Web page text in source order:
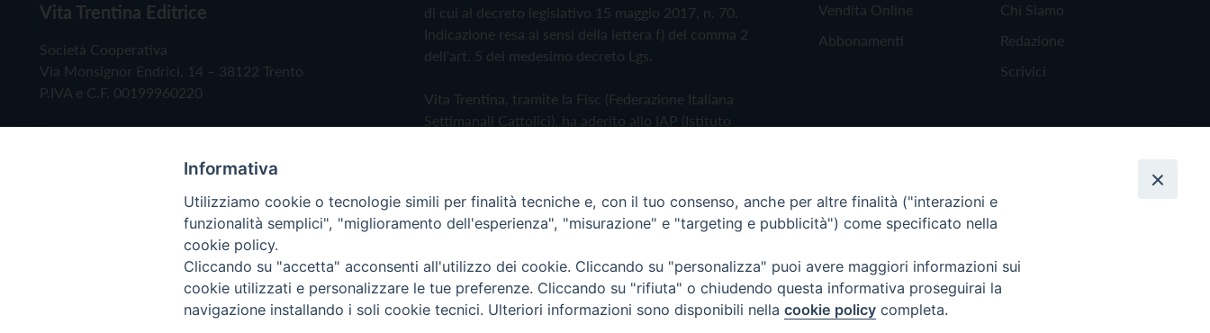
Vita Trentina Editrice
Società Cooperativa
Via Monsignor Endrici, 14 – 38122 Trento
P.IVA e C.F. 00199960220
di cui al decreto legislativo 15 maggio 2017, n. 70.
Indicazione resa ai sensi della lettera f) del comma 2
dell'art. 5 del medesimo decreto Lgs.
Vita Trentina, tramite la Fisc (Federazione Italiana
Settimanali Cattolici), ha aderito allo IAP (Istituto
Privacy Policy Cookie Policy
Vendita Online
Abbonamenti
Chi Siamo
Redazione
Scrivici
Copyright © 2019 - Tutti i diritti riservati - Vita Trentina Editrice
Informativa
Utilizziamo cookie o tecnologie simili per finalità tecniche e, con il tuo consenso, anche per altre finalità ("interazioni e
funzionalità semplici", "miglioramento dell'esperienza", "misurazione" e "targeting e pubblicità") come specificato nella
cookie policy.
Cliccando su "accetta" acconsenti all'utilizzo dei cookie. Cliccando su "personalizza" puoi avere maggiori informazioni sui
cookie utilizzati e personalizzare le tue preferenze. Cliccando su "rifiuta" o chiudendo questa informativa proseguirai la
navigazione installando i soli cookie tecnici. Ulteriori informazioni sono disponibili nella cookie policy completa.